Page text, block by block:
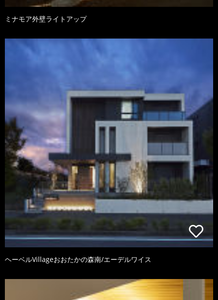
ミナモア外壁ライトアップ
ヘーベルVillageおおたかの森南/エーデルワイス